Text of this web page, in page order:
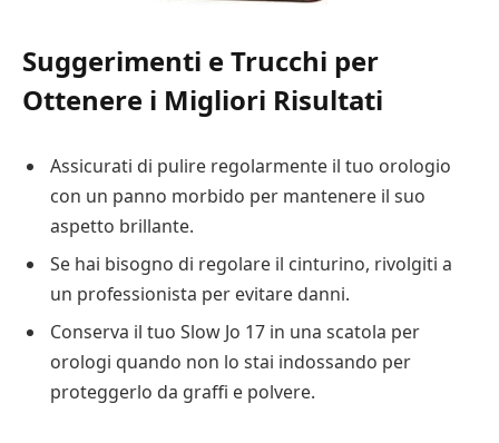
Suggerimenti e Trucchi per
Ottenere i Migliori Risultati
Assicurati di pulire regolarmente il tuo orologio
con un panno morbido per mantenere il suo
aspetto brillante.
Se hai bisogno di regolare il cinturino, rivolgiti a
un professionista per evitare danni.
Conserva il tuo Slow Jo 17 in una scatola per
orologi quando non lo stai indossando per
proteggerlo da graffi e polvere.